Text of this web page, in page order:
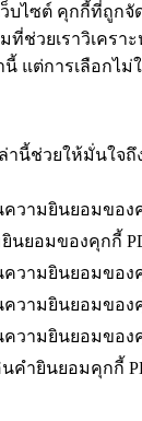
ซต์ คุกกี้ที่ถูกจั
วยเราวิเคร
แต่การเลือกไ
ล่านี้ช่วยให้มั่
ามยินยอมของ
นยอมของคุกกี้
วามยินยอมของ
วามยินยอมของ
วามยินยอมของ
ำยินยอมคุกกี้